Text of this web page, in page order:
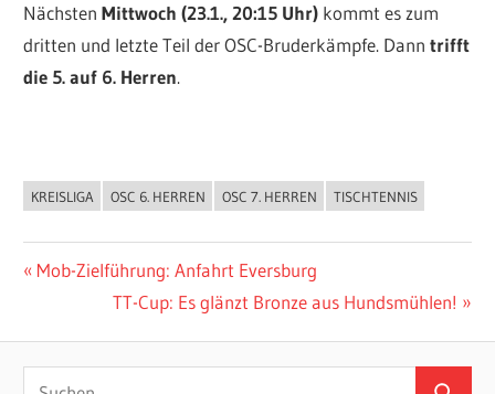
NächstenMittwoch (23.1., 20:15 Uhr) kommt es zum
dritten und letzte Teil der OSC-Bruderkämpfe. Danntrifft
die 5. auf 6. Herren.
ALLGEMEIN
KREISLIGA OSC 6. HERREN OSC 7. HERREN TISCHTENNIS
Beitragsnavigation
Vorheriger
Mob-Zielführung: Anfahrt Eversburg
Nächster
TT-Cup: Es glänzt Bronze aus Hundsmühlen!
Suchen